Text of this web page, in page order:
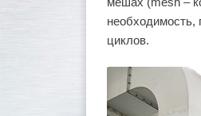
необходимость,
циклов.